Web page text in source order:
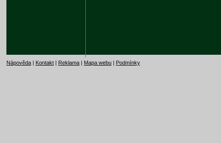
Nápověda | Kontakt | Reklama | Mapa webu | Podmínky